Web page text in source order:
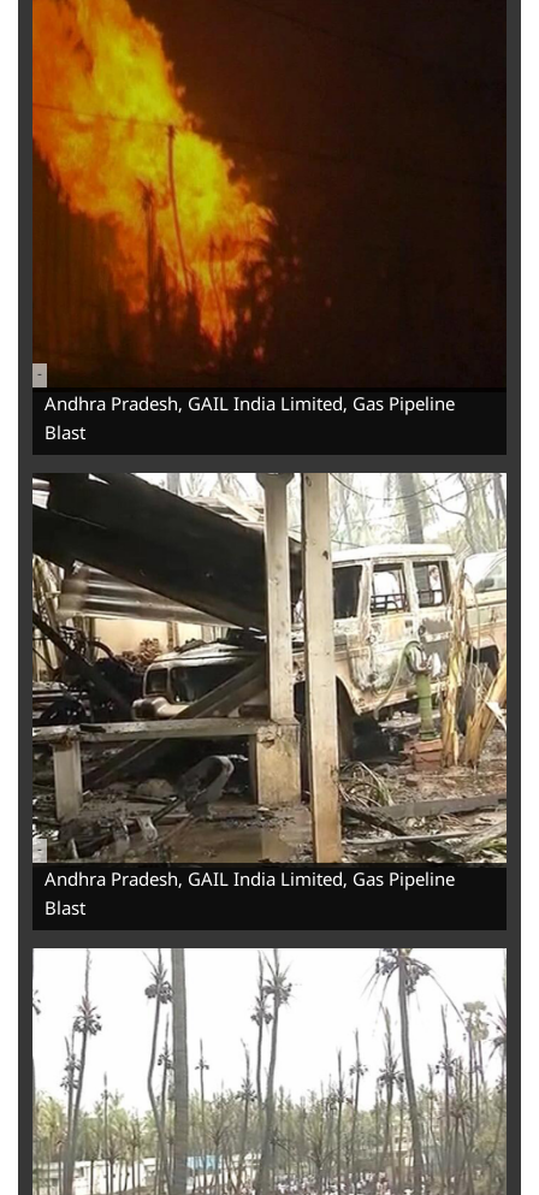
-
Andhra Pradesh, GAIL India Limited, Gas Pipeline
Blast
-
Andhra Pradesh, GAIL India Limited, Gas Pipeline
Blast